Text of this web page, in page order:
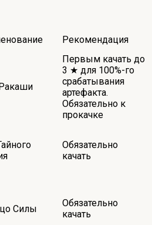
Рекомендация
Первым качать до
3 ★ для 100%-го
срабатывания
артефакта.
Обязательно к
прокачке
Обязательно
качать
Силы
Обязательно
качать